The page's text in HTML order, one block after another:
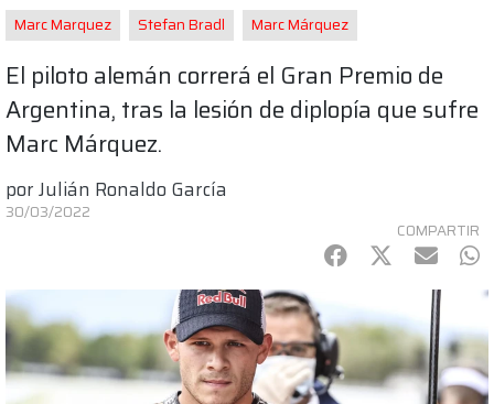
Marc Marquez Stefan Bradl Marc Márquez
El piloto alemán correrá el Gran Premio de
Argentina, tras la lesión de diplopía que sufre
Marc Márquez.
porJulián Ronaldo García
30/03/2022
COMPARTIR
Facebook
Twitter
mail